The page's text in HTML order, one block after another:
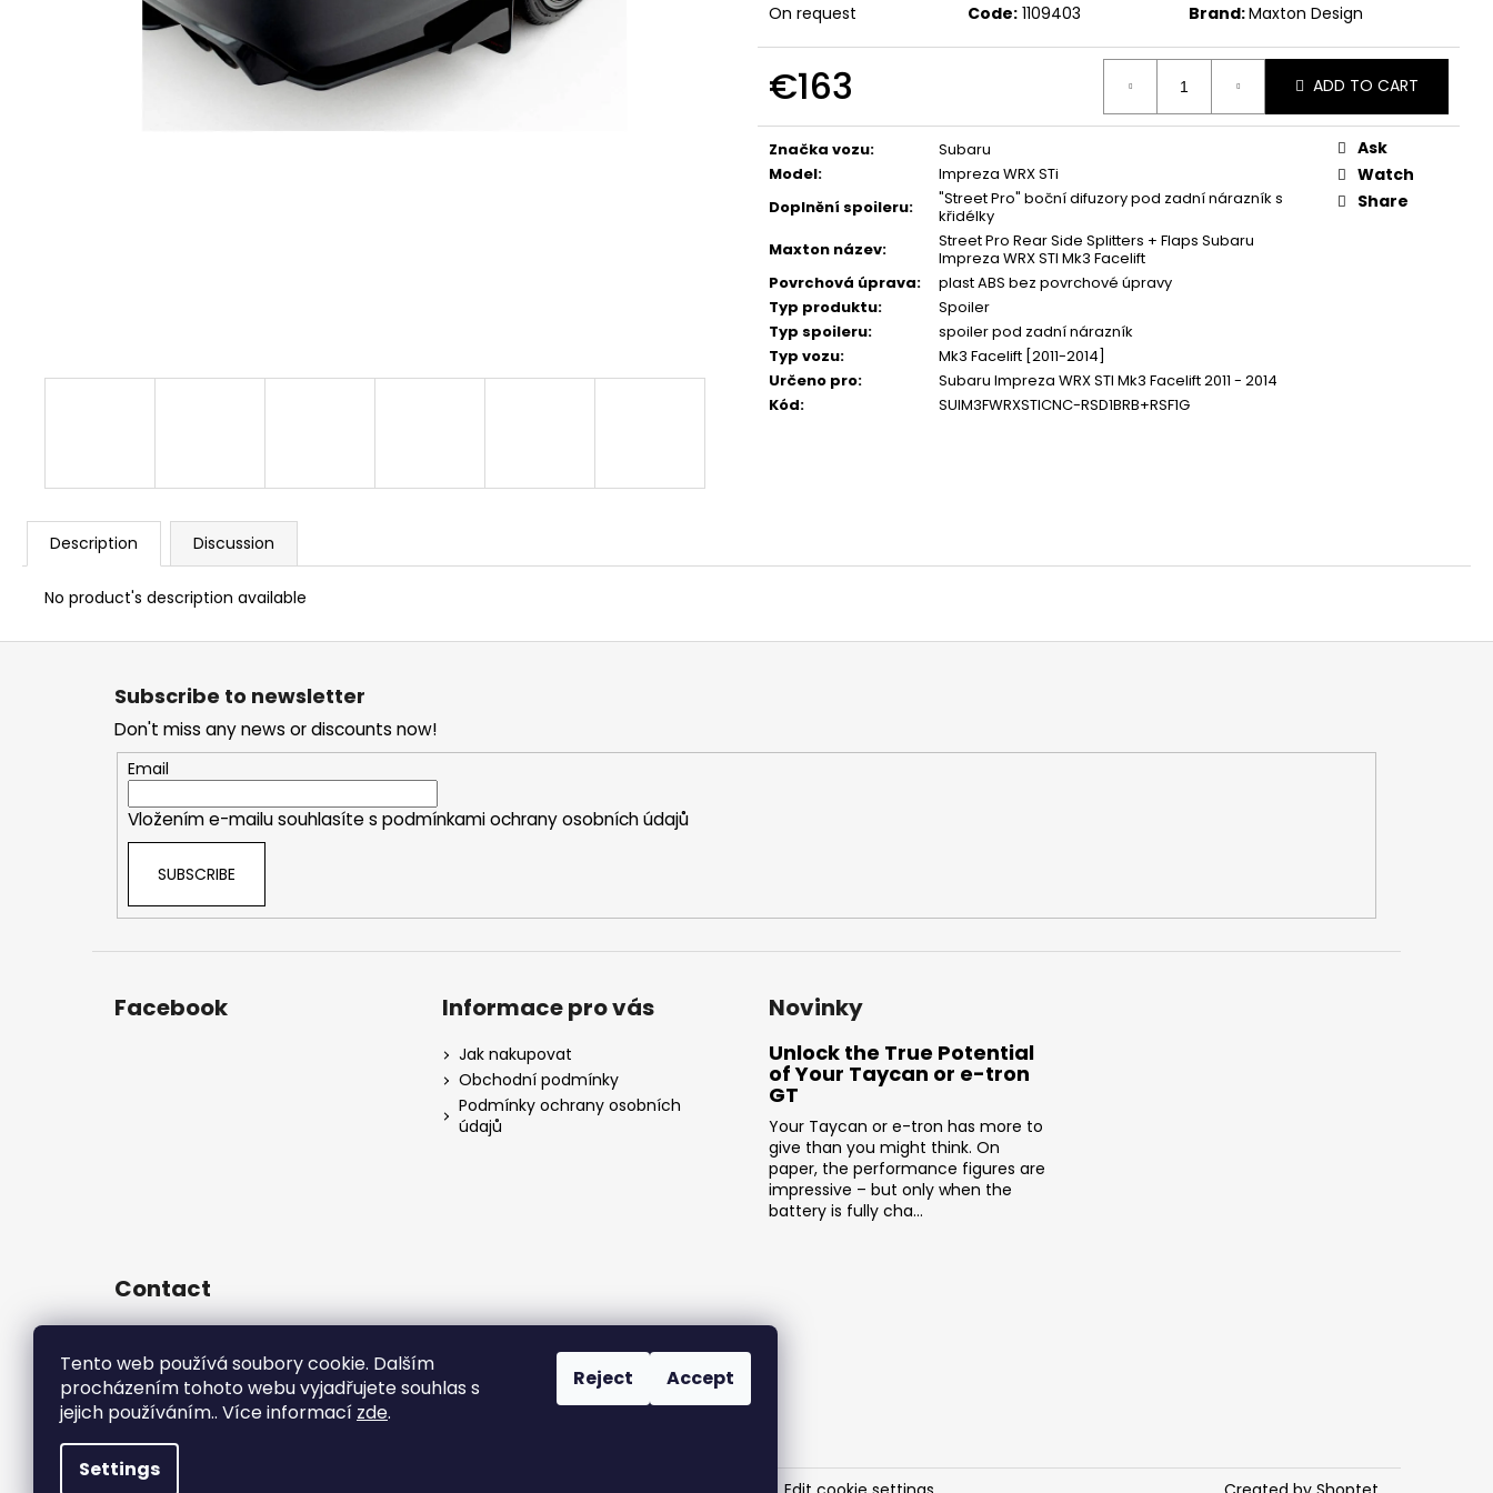
Tento web používá soubory cookie. Dalším
procházením tohoto webu vyjadřujete souhlas s
jejich používáním.. Více informací zde.
Settings
Reject Accept
On request Code: 1109403 Brand:Maxton Design
€163
price:
ADD TO CART
Značka vozu:
Subaru
Model:
Impreza WRX STi
Doplnění spoileru:
"Street Pro" boční difuzory pod zadní nárazník s
křidélky
Maxton název:
Street Pro Rear Side Splitters + Flaps Subaru
Impreza WRX STI Mk3 Facelift
Povrchová úprava:
plast ABS bez povrchové úpravy
Typ produktu:
Spoiler
Typ spoileru:
spoiler pod zadní nárazník
Typ vozu:
Mk3 Facelift [2011-2014]
Určeno pro:
Subaru Impreza WRX STI Mk3 Facelift 2011 - 2014
Kód: SUIM3FWRXSTICNC-RSD1BRB+RSF1G
Ask
Watch
Share
Description Discussion
No product's description available
GIFT VOUCHER ON-LINE
€4
NGK ČERVENÝ ZAPALOVACÍ MODUL
2.0TFSI 2.0TSI EA113 EA888.1/2
€34
APR SPORTOVNÍ ZAPALOVACÍ MODUL
2.0TSI 2.5TFSI A DALŠÍ
€60
F
Subscribe to newsletter
Don't miss any news or discounts now!
Email
Vložením e-mailu souhlasíte s podmínkami ochrany osobních údajů
SUBSCRIBE
Facebook Informace pro vás
Jak nakupovat
Obchodní podmínky
Podmínky ochrany osobních
údajů
Novinky
Unlock the True Potential
of Your Taycan or e-tron
GT
Your Taycan or e-tron has more to
give than you might think. On
paper, the performance figures are
impressive – but only when the
battery is fully cha...
Contact
728737662
https://www.facebook.com/RSR
Czech/